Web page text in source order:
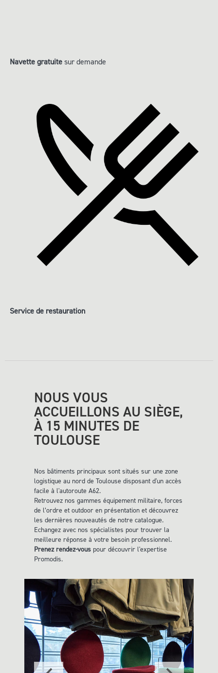
Navette gratuitesur demande
Service de restauration
NOUS VOUS
ACCUEILLONS AU SIÈGE,
À 15 MINUTES DE
TOULOUSE
Nos bâtiments principaux sont situés sur une zone
logistique au nord de Toulouse disposant d'un accès
facile à l'autoroute A62.
Retrouvez nos gammes équipement militaire, forces
de l’ordre et outdoor en présentation et découvrez
les dernières nouveautés de notre catalogue.
Echangez avec nos spécialistes pour trouver la
meilleure réponse à votre besoin professionnel.
Prenez rendez-vous pour découvrir l'expertise
Promodis.